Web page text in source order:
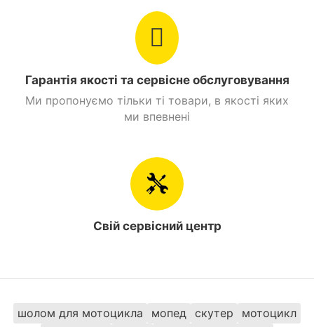
Гарантія якості та сервісне обслуговування
Ми пропонуємо тільки ті товари, в якості яких
ми впевнені
Свій сервісний центр
шолом для мотоцикла мопед скутер
мотоцикл